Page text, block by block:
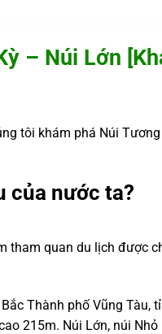
– Núi Lớn
tôi khám phá Núi
của nước ta?
tham quan du lịch được
Thành phố Vũng Tàu,
215m. Núi Lớn, núi